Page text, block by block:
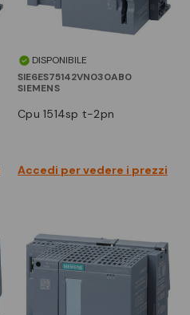
DISPONIBILE
SIE6ES75142VN030AB0
SIEMENS
cpu 1514sp t-2pn
Accedi per vedere i prezzi